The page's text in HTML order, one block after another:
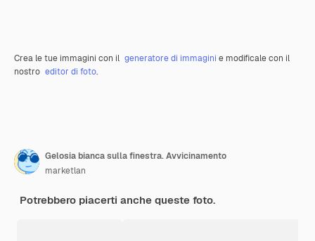
Crea le tue immagini con il generatore di immagini e modificale con il
nostro editor di foto.
Gelosia bianca sulla finestra. Avvicinamento
marketlan
Potrebbero piacerti anche queste foto.